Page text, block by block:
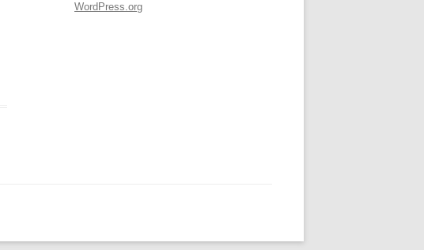
WordPress.org